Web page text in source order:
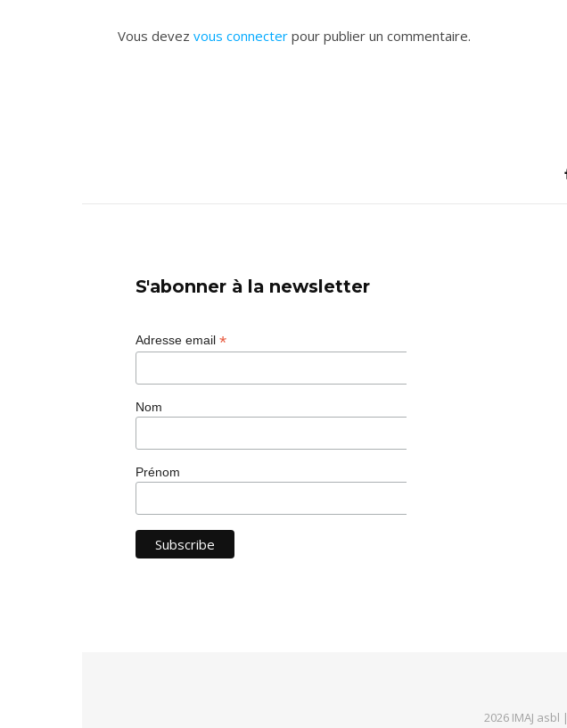
Vous devez vous connecter pour publier un commentaire.
S'abonner à la newsletter
Adresse email *
Nom
Prénom
2026 IMAJ asbl |